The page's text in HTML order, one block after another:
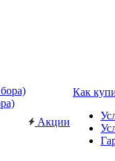
Акции
Как